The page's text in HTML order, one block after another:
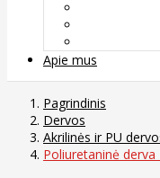
Apie mus
Pagrindinis
Dervos
Akrilinės ir PU
Poliuretaninė derva